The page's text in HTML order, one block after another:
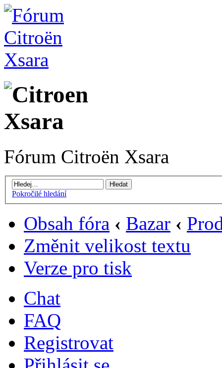
Fórum Citroën Xsara
Pokročilé hledání
Obsah fóra ‹ Bazar ‹
Změnit velikost textu
Verze pro tisk
Chat
FAQ
Registrovat